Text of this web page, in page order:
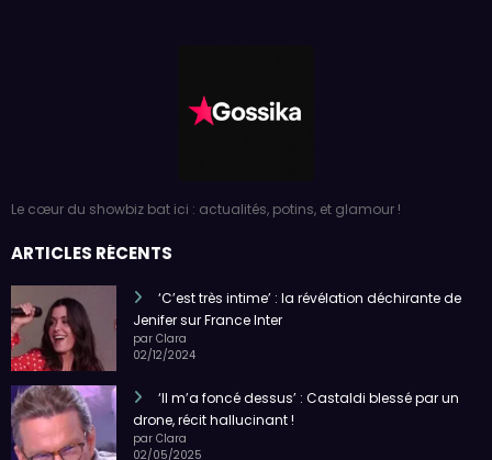
Le cœur du showbiz bat ici : actualités, potins, et glamour !
ARTICLES RÉCENTS
‘C’est très intime’ : la révélation déchirante de
Jenifer sur France Inter
par Clara
02/12/2024
‘Il m’a foncé dessus’ : Castaldi blessé par un
drone, récit hallucinant !
par Clara
02/05/2025